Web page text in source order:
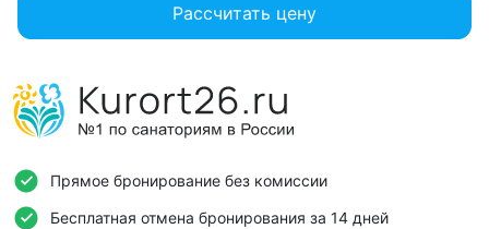
Рассчитать цену
Прямое бронирование без комиссии
Бесплатная отмена бронирования за 14 дней